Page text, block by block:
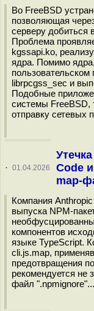
Во FreeBSD
позволяющая
серверу добиться
Проблема
kgssapi.ko,
ядра. Помимо
librpcgss_sec и
Подобные
системы FreeBSD,
отправку сетевых
· 01.04.2026
Code
map-
Компания
выпуска NPM-
компонентов
языке TypeScript.
cli.js.map,
предотвращения
рекомендуется не
файл ".npmignore"...